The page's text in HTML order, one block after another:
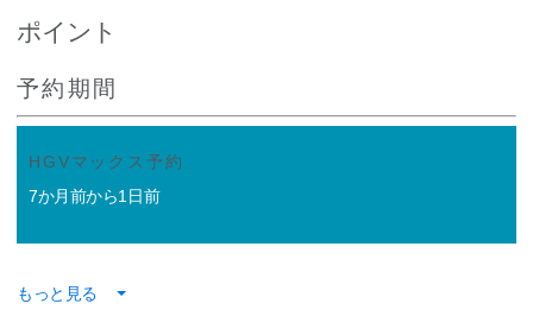
ポイント
予約期間
HGVマックス予約
7か月前から1日前
もっと見る